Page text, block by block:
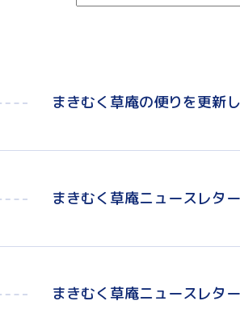
ゴ
まきむく草庵の便りを更新
まきむく草庵ニュースレタ
まきむく草庵ニュースレタ